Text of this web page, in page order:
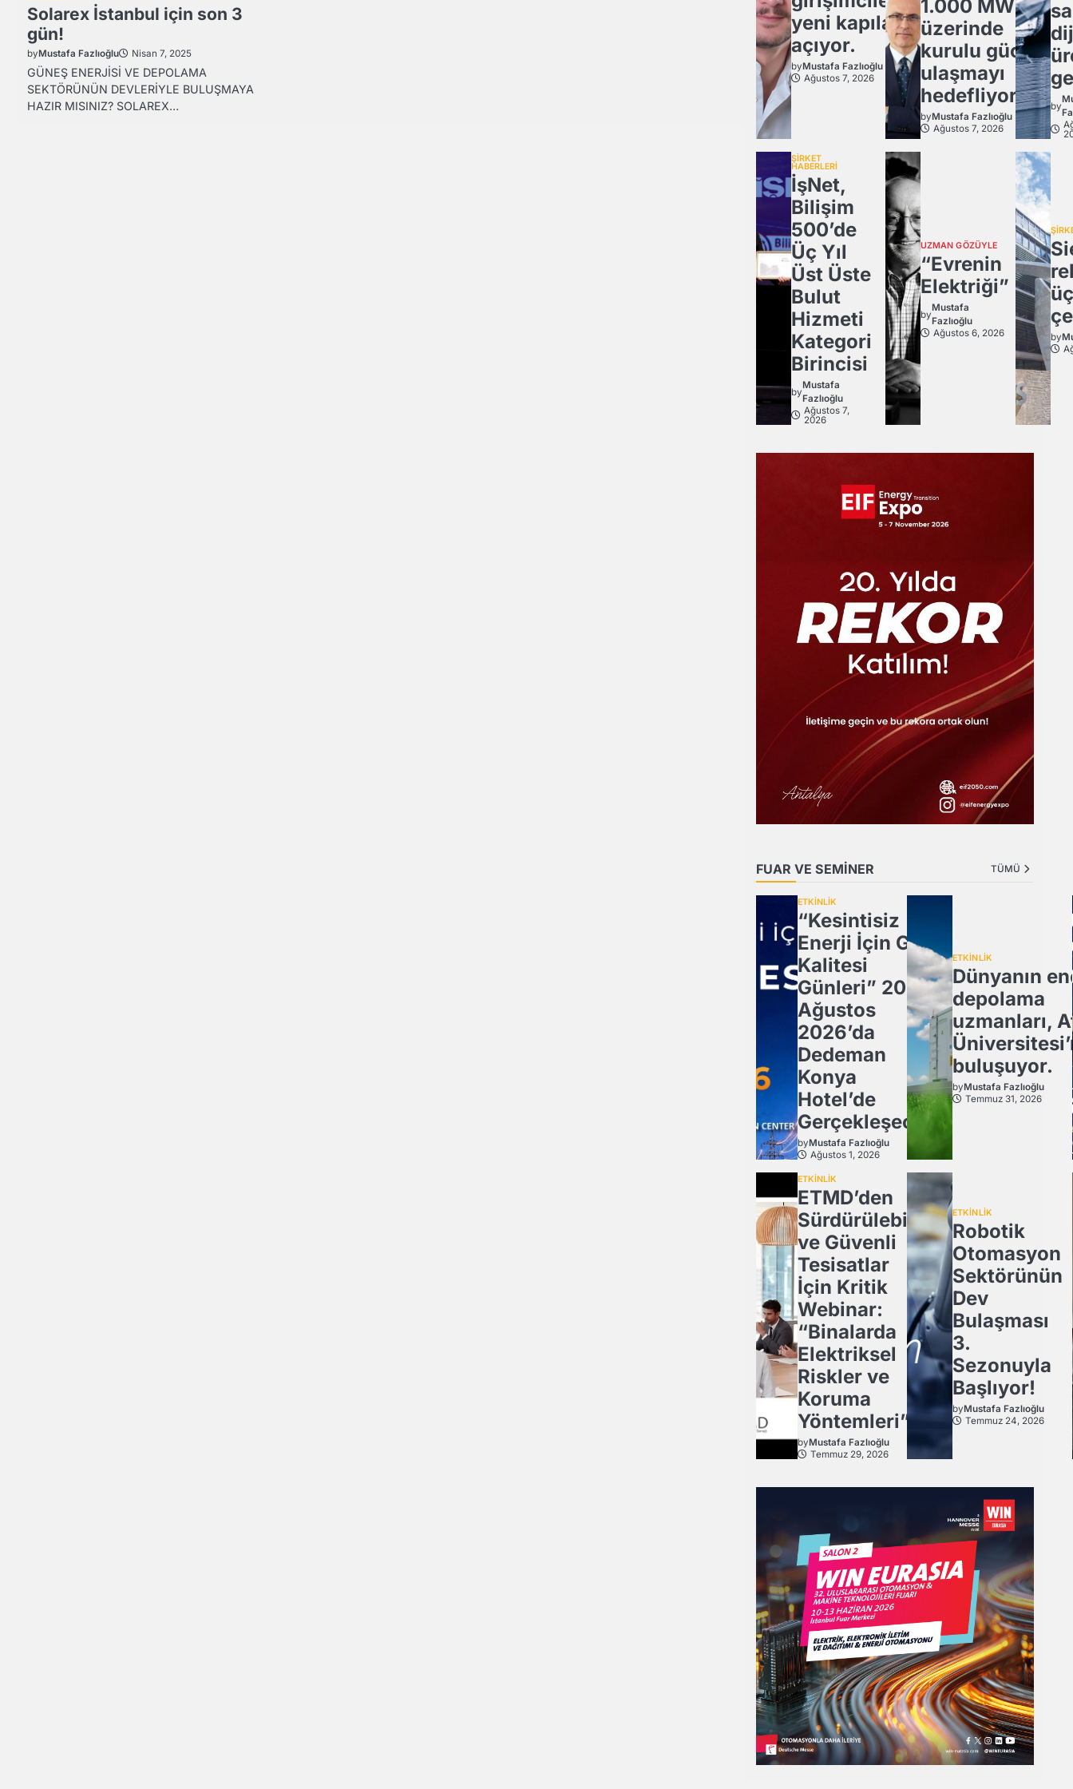
Solarex İstanbul için son 3
gün!
byMustafa Fazlıoğlu Nisan 7, 2025
GÜNEŞ ENERJİSİ VE DEPOLAMA
SEKTÖRÜNÜN DEVLERİYLE BULUŞMAYA
HAZIR MISINIZ? SOLAREX…
yeni kapılar
açıyor.
byMustafa Fazlıoğlu
Ağustos 7, 2026
1.000 MW
üzerinde
kurulu güce
ulaşmayı
hedefliyor
byMustafa Fazlıoğlu
Ağustos 7, 2026
by
ŞİRKET
HABERLERİ
İşNet,
Bilişim
500’de
Üç Yıl
Üst Üste
Bulut
Hizmeti
Kategori
Birincisi
by
Mustafa
Fazlıoğlu
Ağustos 7,
2026
UZMAN GÖZÜYLE
“Evrenin
Elektriği”
by
Mustafa
Fazlıoğlu
Ağustos 6, 2026
by
FUAR VE SEMİNER TÜMÜ
ETKİNLİK
“Kesintisiz
Enerji İçin Güç
Kalitesi
Günleri” 20
Ağustos
2026’da
Dedeman
Konya
Hotel’de
Gerçekleşecek
byMustafa Fazlıoğlu
Ağustos 1, 2026
ETKİNLİK
Dünyanın
depolama
uzmanları,
buluşuyor.
byMustafa Fazlıoğlu
Temmuz 31, 2026
ETKİNLİK
ETMD’den
Sürdürülebilir
ve Güvenli
Tesisatlar
İçin Kritik
Webinar:
“Binalarda
Elektriksel
Riskler ve
Koruma
Yöntemleri”
byMustafa Fazlıoğlu
Temmuz 29, 2026
ETKİNLİK
Robotik
Otomasyon
Sektörünün
Dev
Bulaşması
3.
Sezonuyla
Başlıyor!
byMustafa Fazlıoğlu
Temmuz 24, 2026